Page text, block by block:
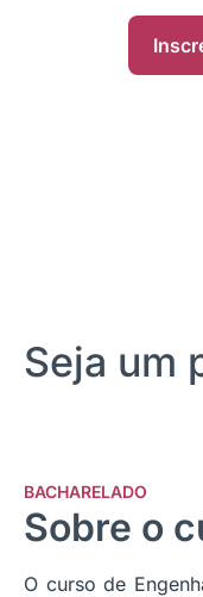
Seja um
BACHARELADO
Sobre o
O curso de